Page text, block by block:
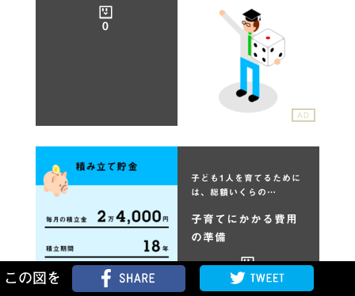
0
AD
子ども1人を育てるために
は、総額いくらの…
子育てにかかる費用
の準備
0
この図を